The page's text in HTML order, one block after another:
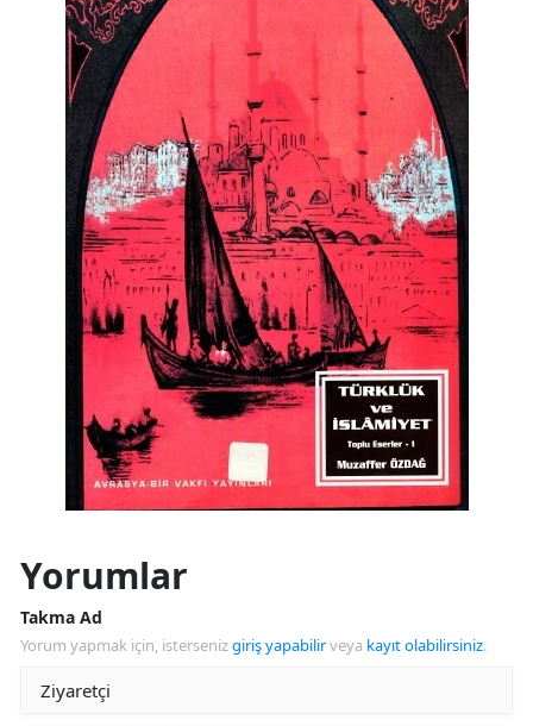
Yorumlar
Takma Ad
Yorum yapmak için, istersenizgiriş yapabilirveya kayıt olabilirsiniz.